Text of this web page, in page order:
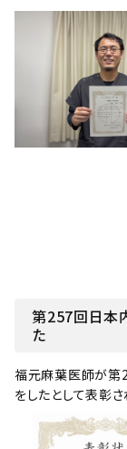
第257回日本
た
福元麻葉医師が第
をしたとして表彰さ